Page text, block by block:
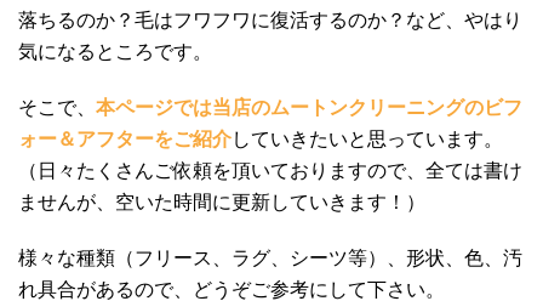
落ちるのか？毛はフワフワに復活するのか？など、やはり
気になるところです。
そこで、 本ページでは当店のムートンクリーニングのビフ
ォー＆アフターをご紹介していきたいと思っています。
（日々たくさんご依頼を頂いておりますので、全ては書け
ませんが、空いた時間に更新していきます！）
様々な種類（フリース、ラグ、シーツ等）、形状、色、汚
れ具合があるので、どうぞご参考にして下さい。